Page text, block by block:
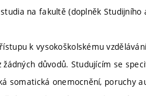
na fakultě (doplněk
k vysokoškolskému
důvodů. Studujícím se
somatická onemocnění, poruchy